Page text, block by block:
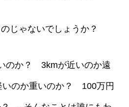
じゃないでしょうか？
のか？ 3kmが近いのか遠
のか重いのか？ 100万円